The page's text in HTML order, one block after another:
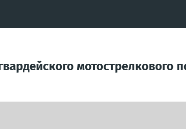
мотострелкового